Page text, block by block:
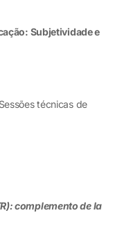
Subjetividade e
técnicas de
complemento de la